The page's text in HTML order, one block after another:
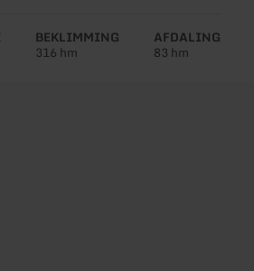
BEKLIMMING
316 hm
AFDALING
83 hm